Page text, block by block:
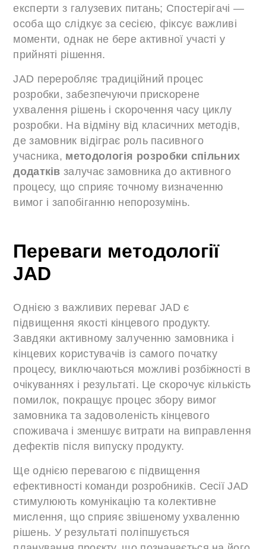
експерти з галузевих питань; Спостерігачі —
особа що слідкує за сесією, фіксує важливі
моменти, однак не бере активної участі у
прийняті рішення.
JAD переробляє традиційний процес
розробки, забезпечуючи прискорене
ухвалення рішень і скорочення часу циклу
розробки. На відміну від класичних методів,
де замовник відіграє роль пасивного
учасника, методологія розробки спільних
додатків залучає замовника до активного
процесу, що сприяє точному визначенню
вимог і запобіганню непорозумінь.
Переваги методології
JAD
Однією з важливих переваг JAD є
підвищення якості кінцевого продукту.
Завдяки активному залученню замовника і
кінцевих користувачів із самого початку
процесу, виключаються можливі розбіжності в
очікуваннях і результаті. Це скорочує кількість
помилок, покращує процес збору вимог
замовника та задоволеність кінцевого
споживача і зменшує витрати на виправлення
дефектів після випуску продукту.
Ще однією перевагою є підвищення
ефективності команди розробників. Сесії JAD
стимулюють комунікацію та колективне
мислення, що сприяє звішеному ухваленню
рішень. У результаті поліпшується